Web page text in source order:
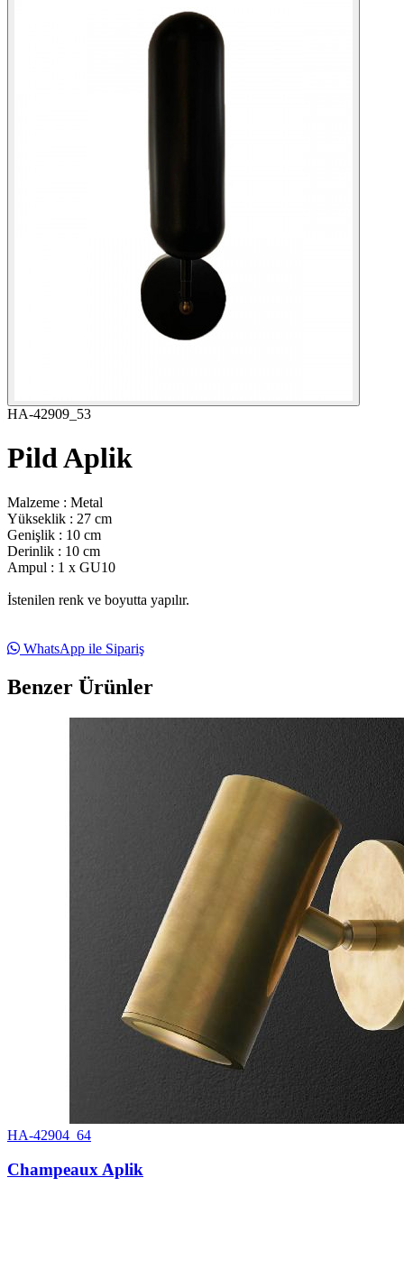
HA-42909_53
Pild Aplik
Malzeme : Metal
Yükseklik : 27 cm
Genişlik : 10 cm
Derinlik : 10 cm
Ampul : 1 x GU10
İstenilen renk ve boyutta yapılır.
WhatsApp ile Sipariş
Benzer Ürünler
HA-42904_64
Champeaux Aplik